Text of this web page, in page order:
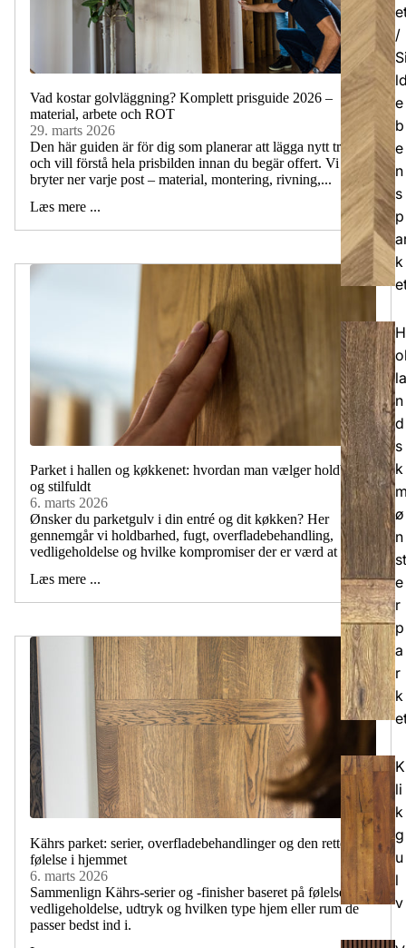
/
e
b
e
n
s
p
k
H
la
n
d
s
k
ø
n
st
e
r
p
a
r
k
K
li
k
g
u
l
v
Vad kostar golvläggning? Komplett prisguide 2026 –
material, arbete och ROT
29. marts 2026
Den här guiden är för dig som planerar att lägga nytt trägolv
och vill förstå hela prisbilden innan du begär offert. Vi
bryter ner varje post – material, montering, rivning,...
Læs mere ...
Parket i hallen og køkkenet: hvordan man vælger holdbart
og stilfuldt
6. marts 2026
Ønsker du parketgulv i din entré og dit køkken? Her
gennemgår vi holdbarhed, fugt, overfladebehandling,
vedligeholdelse og hvilke kompromiser der er værd at gå på.
Læs mere ...
Kährs parket: serier, overfladebehandlinger og den rette
følelse i hjemmet
6. marts 2026
Sammenlign Kährs-serier og -finisher baseret på følelse,
vedligeholdelse, udtryk og hvilken type hjem eller rum de
passer bedst ind i.